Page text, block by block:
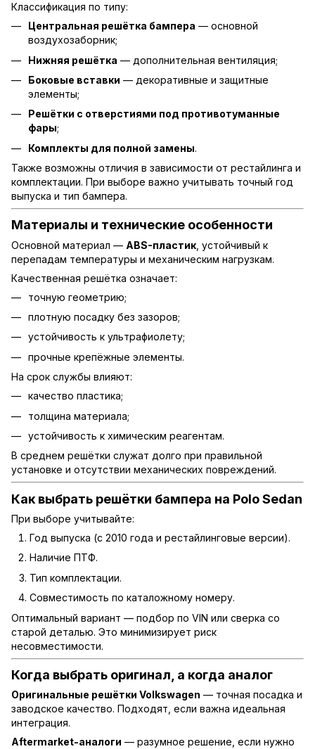
Классификация по типу:
Центральная решётка бампера — основной
воздухозаборник;
Нижняя решётка — дополнительная вентиляция;
Боковые вставки — декоративные и защитные
элементы;
Решётки с отверстиями под противотуманные
фары;
Комплекты для полной замены.
Также возможны отличия в зависимости от рестайлинга и
комплектации. При выборе важно учитывать точный год
выпуска и тип бампера.
Материалы и технические особенности
Основной материал — ABS-пластик , устойчивый к
перепадам температуры и механическим нагрузкам.
Качественная решётка означает:
точную геометрию;
плотную посадку без зазоров;
устойчивость к ультрафиолету;
прочные крепёжные элементы.
На срок службы влияют:
качество пластика;
толщина материала;
устойчивость к химическим реагентам.
В среднем решётки служат долго при правильной
установке и отсутствии механических повреждений.
Как выбрать решётки бампера на Polo Sedan
При выборе учитывайте:
Год выпуска (с 2010 года и рестайлинговые версии).
Наличие ПТФ.
Тип комплектации.
Совместимость по каталожному номеру.
Оптимальный вариант — подбор по VIN или сверка со
старой деталью. Это минимизирует риск
несовместимости.
Когда выбрать оригинал, а когда аналог
Оригинальные решётки Volkswagen — точная посадка и
заводское качество. Подходят, если важна идеальная
интеграция.
Aftermarket-аналоги — разумное решение, если нужно